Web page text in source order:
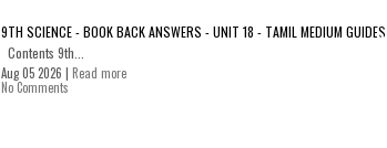
9TH SCIENCE - BOOK BACK ANSWERS - UNIT 18 - TAMIL MEDIUM GUIDES
Contents 9th...
Aug 05 2026 | Read more
No Comments